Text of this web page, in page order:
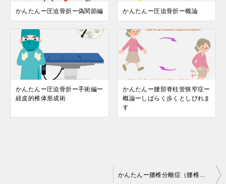
かんたんー圧迫骨折ー偽関節編 かんたんー圧迫骨折ー概論
かんたんー圧迫骨折ー手術編ー
経皮的椎体形成術
かんたんー腰部脊柱管狭窄症ー
概論ーしばらく歩くとしびれま
す